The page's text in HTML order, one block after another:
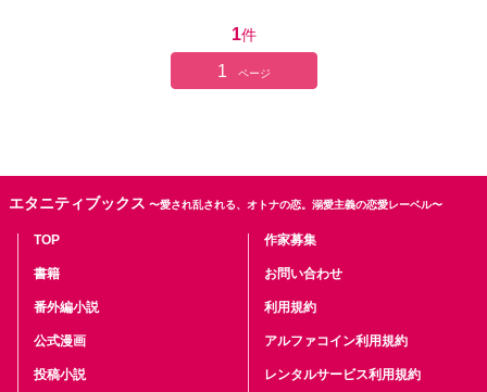
1件
1 ページ
エタニティブックス 〜愛され乱される、オトナの恋。溺愛主義の恋愛レーベル〜
TOP
書籍
番外編小説
公式漫画
投稿小説
作家募集
お問い合わせ
利用規約
アルファコイン利用規約
レンタルサービス利用規約